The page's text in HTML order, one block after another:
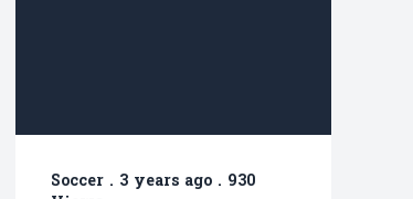
Soccer . 3 years ago . 930